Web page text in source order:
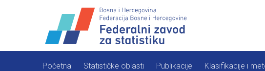
Početna Statističke oblasti Publikacije Klasifikacije i